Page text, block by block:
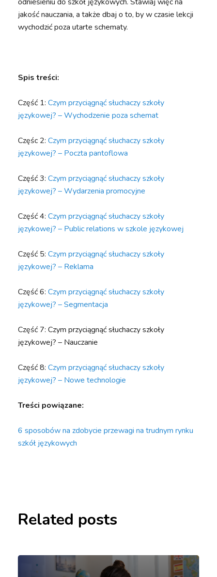
jakość nauczania, a także dbaj o to, by w czasie lekcji
wychodzić poza utarte schematy.
Spis treści:
Część 1:Czym przyciągnąć słuchaczy szkoły
językowej? – Wychodzenie poza schemat
Częśc 2:Czym przyciągnąć słuchaczy szkoły
językowej? – Poczta pantoflowa
Część 3:Czym przyciągnąć słuchaczy szkoły
językowej? – Wydarzenia promocyjne
Część 4:Czym przyciągnąć słuchaczy szkoły
językowej? – Public relations w szkole językowej
Część 5:Czym przyciągnąć słuchaczy szkoły
językowej? – Reklama
Część 6:Czym przyciągnąć słuchaczy szkoły
językowej? – Segmentacja
Część 7: Czym przyciągnąć słuchaczy szkoły
językowej? – Nauczanie
Część 8:Czym przyciągnąć słuchaczy szkoły
językowej? – Nowe technologie
Treści powiązane:
6 sposobów na zdobycie przewagi na trudnym rynku
szkół językowych
Related posts